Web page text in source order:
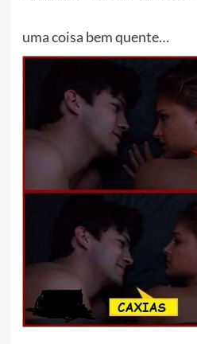
uma coisa bem quente…